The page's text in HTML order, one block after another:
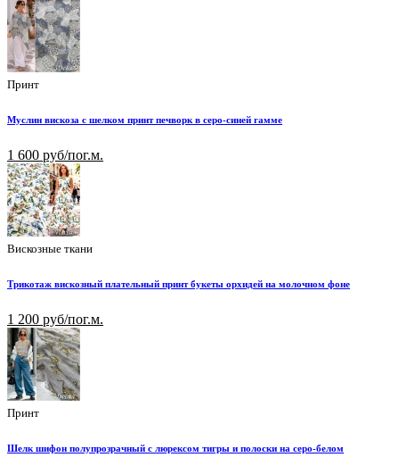
Принт
Муслин вискоза с шелком принт печворк в серо-синей гамме
1 600 руб/пог.м.
Вискозные ткани
Трикотаж вискозный плательный принт букеты орхидей на молочном фоне
1 200 руб/пог.м.
Принт
Шелк шифон полупрозрачный с люрексом тигры и полоски на серо-белом